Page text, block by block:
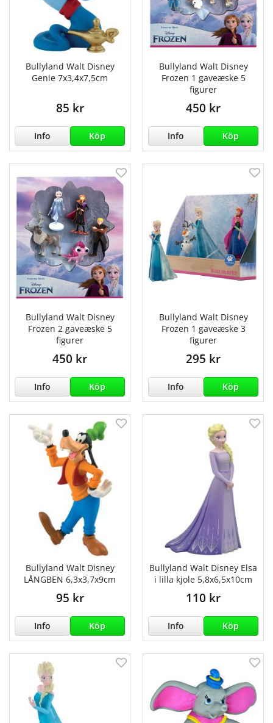
Bullyland Walt Disney
Genie 7x3,4x7,5cm
85 kr
Info Köp
Bullyland Walt Disney
Frozen 1 gaveæske 5
figurer
450 kr
Info Köp
Bullyland Walt Disney
Frozen 2 gaveæske 5
figurer
450 kr
Info Köp
Bullyland Walt Disney
Frozen 1 gaveæske 3
figurer
295 kr
Info Köp
Bullyland Walt Disney
LÅNGBEN 6,3x3,7x9cm
95 kr
Info Köp
Bullyland Walt Disney Elsa
i lilla kjole 5,8x6,5x10cm
110 kr
Info Köp